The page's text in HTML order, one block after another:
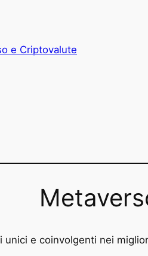
e Criptovalute
unici e coinvolgenti nei